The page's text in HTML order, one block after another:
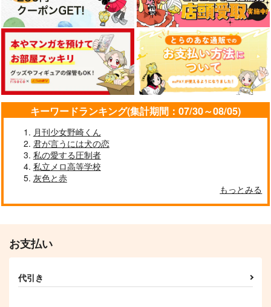
怖くて可愛い
乾青宗×花垣武道
サンプル
作品詳細
失楽園
シュレーディンガーの
1,242円（税込）
作品詳細
（税込）
花垣武道×佐野万次郎
作品詳細
キーワードランキング(集計期間：07/30～08/05)
月刊少女野崎くん
君が言うには犬の恋
私の愛する圧制者
私立メロ高等学校
灰色と赤
もっとみる
お支払い
代引き